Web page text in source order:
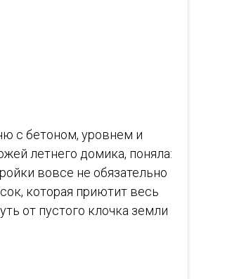
с бетоном, уровнем и
летнего домика, поняла:
вовсе не обязательно
которая приютит весь
от пустого клочка земли